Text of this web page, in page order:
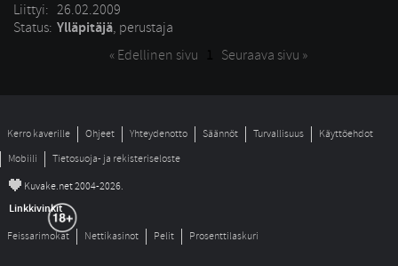
Liittyi: 26.02.2009
Status: Ylläpitäjä, perustaja
« Edellinen sivu
Seuraava sivu »
Kerro kaverille Ohjeet Yhteydenotto Säännöt Turvallisuus
Käyttöehdot
Mobiili
Tietosuoja- ja rekisteriseloste
© Kuvake.net 2004-2026.
Linkkivinkit
Feissarimokat Nettikasinot Pelit Prosenttilaskuri